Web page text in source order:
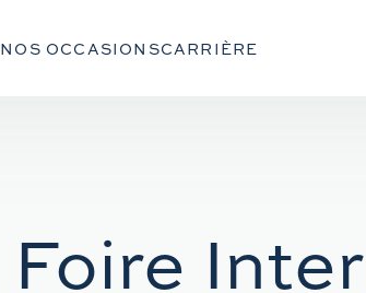
NOS OCCASIONSCARRIÈRE